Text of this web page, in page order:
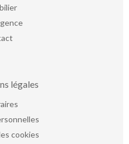
légales
cookies